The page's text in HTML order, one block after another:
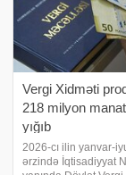
Vergi Xidməti
218 milyon
yığıb
2026-cı ilin yanvar-
ərzində İqtisadiyyat